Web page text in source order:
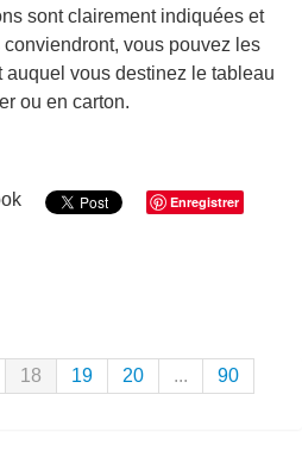
sont clairement indiquées et
vous pouvez les
auquel vous destinez le tableau
ou en carton.
Enregistrer
18 19 20 ...
90